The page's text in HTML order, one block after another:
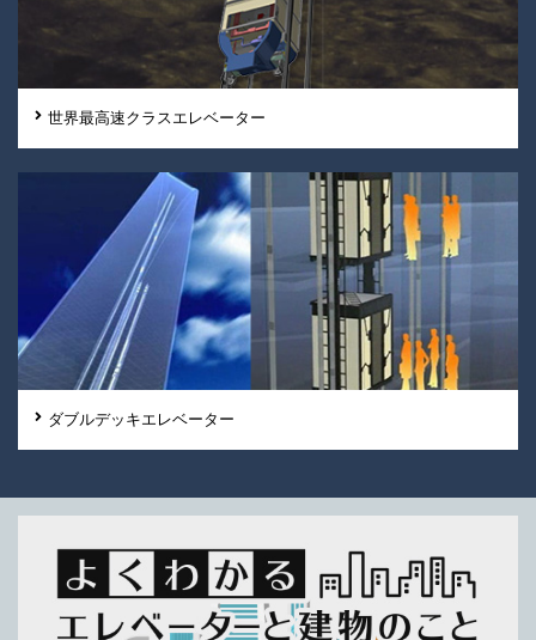
世界最高速クラスエレベーター
ダブルデッキエレベーター